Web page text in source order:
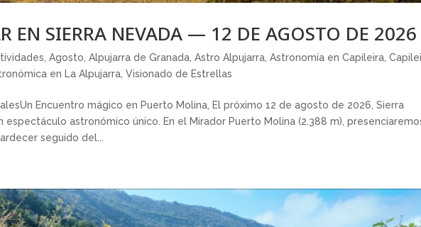
EN SIERRA NEVADA — 12 DE AGOSTO DE 2026
,Agosto ,Alpujarra de Granada ,Astro Alpujarra ,Astronomía en Capileira ,
en La Alpujarra ,Visionado de Estrellas
Encuentro mágico en Puerto Molina, El próximo 12 de agosto de 2026, Sierra
espectáculo astronómico único. En el Mirador Puerto Molina (2.388 m),
seguido del...